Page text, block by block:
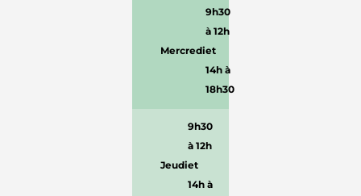
Mercredi
9h30
à 12h
et
14h à
18h30
Jeudi
9h30
à 12h
et
14h à